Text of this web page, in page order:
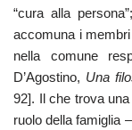
“cura alla
accomuna i
nella comune
D’Agostino, Una
92]. Il che trova
ruolo della famiglia